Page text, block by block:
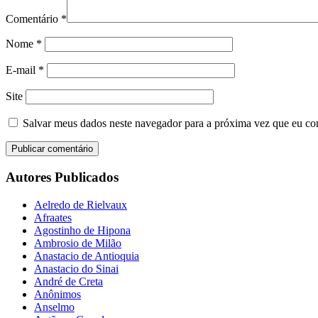
Comentário *
Nome *
E-mail *
Site
Salvar meus dados neste navegador para a próxima vez que eu
Autores Publicados
Aelredo de Rielvaux
Afraates
Agostinho de Hipona
Ambrosio de Milão
Anastacio de Antioquia
Anastacio do Sinai
André de Creta
Anônimos
Anselmo